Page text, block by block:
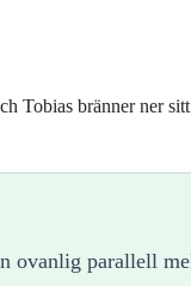
Tobias bränner ner
ovanlig parallell